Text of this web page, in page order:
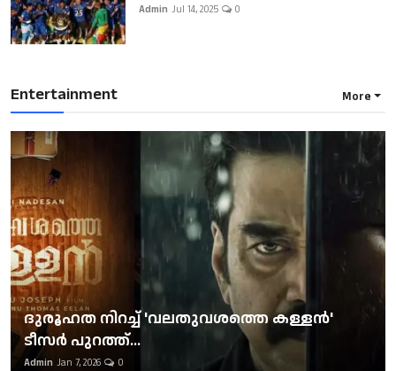
Admin Jul 14, 2025 0
Entertainment More
ദുരൂഹത നിറച്ച് 'വലതുവശത്തെ കള്ളന്‍'
ടീസര്‍ പുറത്ത്...
Admin Jan 7, 2026 0